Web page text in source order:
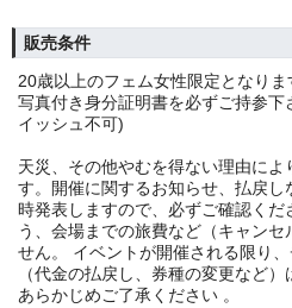
販売条件
20歳以上のフェム女性限定となり
写真付き身分証明書を必ずご持参
イッシュ不可)
天災、その他やむを得ない理由によ
す。開催に関するお知らせ、払戻
時発表しますので、必ずご確認く
う、会場までの旅費など（キャンセ
せん。 イベントが開催される限り
（代金の払戻し、券種の変更など
あらかじめご了承ください 。